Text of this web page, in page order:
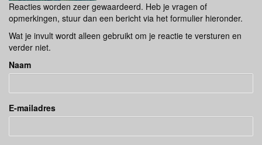
Reacties worden zeer gewaardeerd. Heb je vragen of
opmerkingen, stuur dan een bericht via het formulier hieronder.
Wat je invult wordt alleen gebruikt om je reactie te versturen en
verder niet.
Naam
E-mailadres